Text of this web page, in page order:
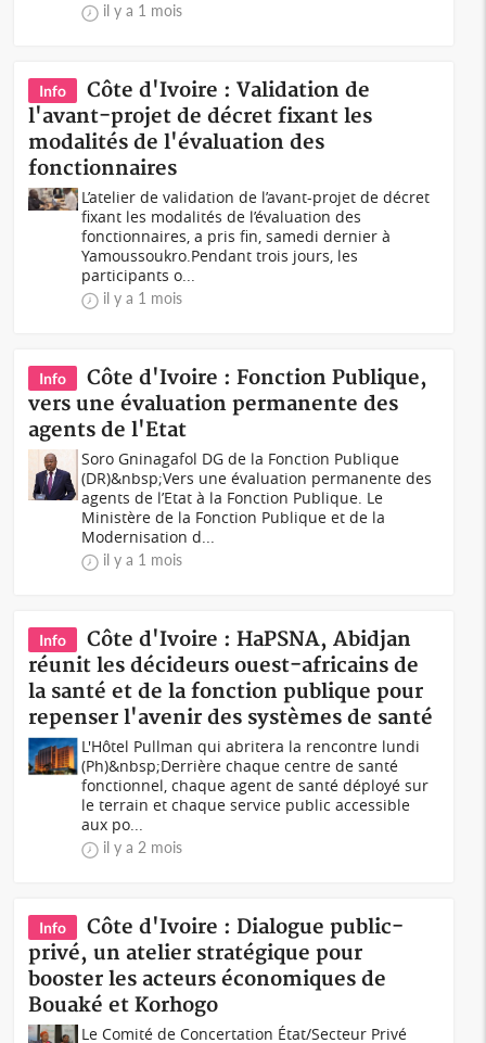
il y a 1 mois
Info
Côte d'Ivoire : Validation de
l'avant-projet de décret fixant les
modalités de l'évaluation des
fonctionnaires
L’atelier de validation de l’avant-projet de décret
fixant les modalités de l’évaluation des
fonctionnaires, a pris fin, samedi dernier à
Yamoussoukro.Pendant trois jours, les
participants o...
il y a 1 mois
Info
Côte d'Ivoire : Fonction Publique,
vers une évaluation permanente des
agents de l'Etat
Soro Gninagafol DG de la Fonction Publique
(DR)&nbsp;Vers une évaluation permanente des
agents de l’Etat à la Fonction Publique. Le
Ministère de la Fonction Publique et de la
Modernisation d...
il y a 1 mois
Info
Côte d'Ivoire : HaPSNA, Abidjan
réunit les décideurs ouest-africains de
la santé et de la fonction publique pour
repenser l'avenir des systèmes de santé
L'Hôtel Pullman qui abritera la rencontre lundi
(Ph)&nbsp;Derrière chaque centre de santé
fonctionnel, chaque agent de santé déployé sur
le terrain et chaque service public accessible
aux po...
il y a 2 mois
Info
Côte d'Ivoire : Dialogue public-
privé, un atelier stratégique pour
booster les acteurs économiques de
Bouaké et Korhogo
Le Comité de Concertation État/Secteur Privé